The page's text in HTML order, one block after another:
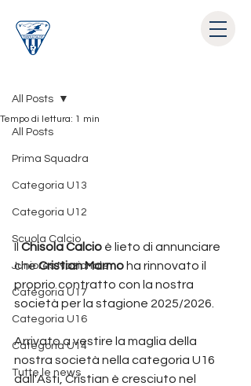
All Posts
Prima Squadra
Categoria U13
Categoria U12
Scuola Calcio
Juniores Nazionale
Categoria U17
Categoria U16
Categoria U14
Tutte le news
All Posts
Tempo di lettura: 1 min
Il Chisola Calcio è lieto di annunciare
che Cristian Marmo ha rinnovato il
proprio contratto con la nostra
società per la stagione 2025/2026.
Arrivato a vestire la maglia della
nostra società nella categoria U16
dall'Asti, Cristian è cresciuto nel